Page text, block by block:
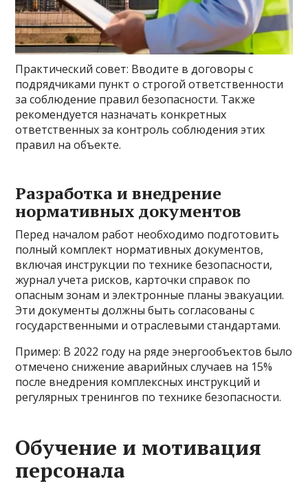
Практический совет: Вводите в договоры с
подрядчиками пункт о строгой ответственности
за соблюдение правил безопасности. Также
рекомендуется назначать конкретных
ответственных за контроль соблюдения этих
правил на объекте.
Разработка и внедрение
нормативных документов
Перед началом работ необходимо подготовить
полный комплект нормативных документов,
включая инструкции по технике безопасности,
журнал учета рисков, карточки справок по
опасным зонам и электронные планы эвакуации.
Эти документы должны быть согласованы с
государственными и отраслевыми стандартами.
Пример: В 2022 году на ряде энергообъектов было
отмечено снижение аварийных случаев на 15%
после внедрения комплексных инструкций и
регулярных тренингов по технике безопасности.
Обучение и мотивация
персонала